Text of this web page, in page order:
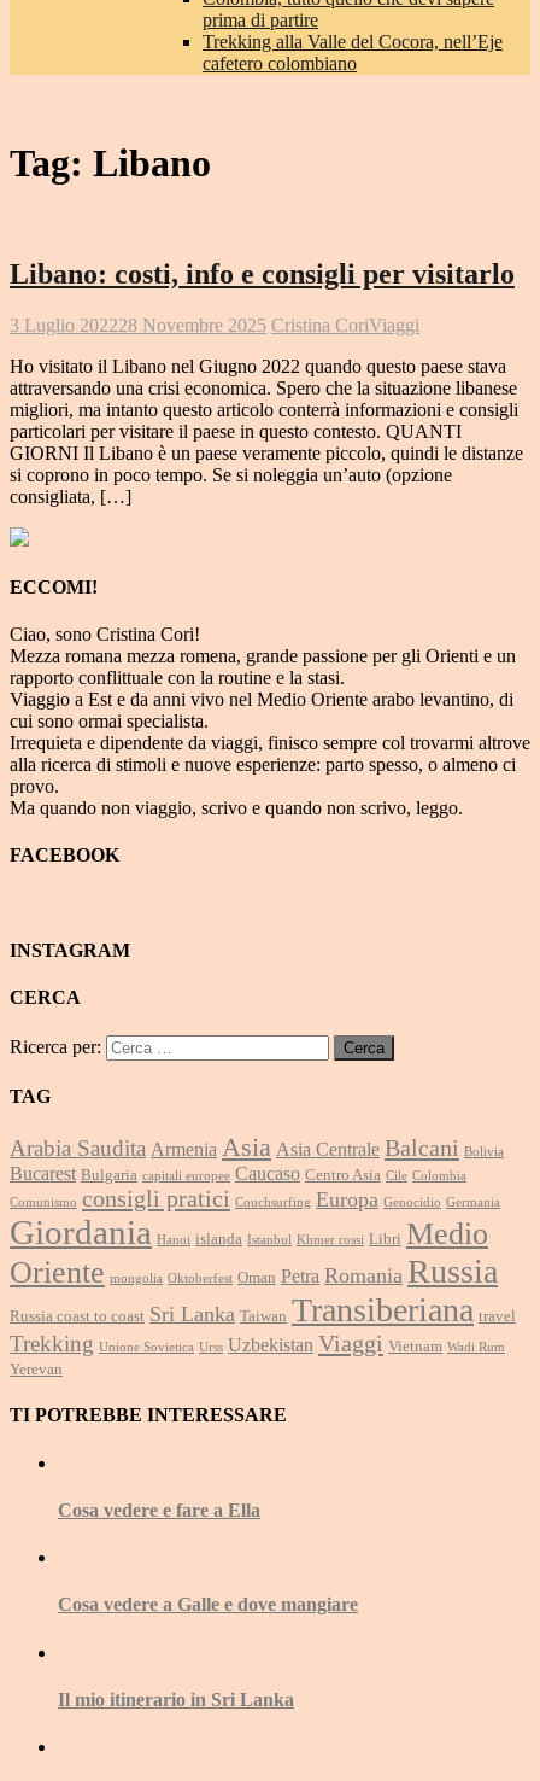
prima di partire
Trekking alla Valle del Cocora, nell’Eje
cafetero colombiano
Tag: Libano
Libano: costi, info e consigli per visitarlo
3 Luglio 202228 Novembre 2025 Cristina CoriViaggi
Ho visitato il Libano nel Giugno 2022 quando questo paese stava
attraversando una crisi economica. Spero che la situazione libanese
migliori, ma intanto questo articolo conterrà informazioni e consigli
particolari per visitare il paese in questo contesto. QUANTI
GIORNI Il Libano è un paese veramente piccolo, quindi le distanze
si coprono in poco tempo. Se si noleggia un’auto (opzione
consigliata, […]
ECCOMI!
Ciao, sono Cristina Cori!
Mezza romana mezza romena, grande passione per gli Orienti e un
rapporto conflittuale con la routine e la stasi.
Viaggio a Est e da anni vivo nel Medio Oriente arabo levantino, di
cui sono ormai specialista.
Irrequieta e dipendente da viaggi, finisco sempre col trovarmi altrove
alla ricerca di stimoli e nuove esperienze: parto spesso, o almeno ci
provo.
Ma quando non viaggio, scrivo e quando non scrivo, leggo.
FACEBOOK
INSTAGRAM
CERCA
Ricerca per:
TAG
Arabia Saudita Armenia Asia Asia Centrale Balcani Bolivia
Bucarest Bulgaria capitali europee Caucaso Centro Asia Cile Colombia
Comunismo consigli pratici Couchsurfing Europa Genocidio Germania
Giordania Hanoi islanda Istanbul Khmer rossi Libri Medio
Oriente mongolia Oktoberfest Oman Petra Romania Russia
Russia coast to coast Sri Lanka Taiwan Transiberiana travel
Trekking Unione Sovietica Urss Uzbekistan Viaggi Vietnam Wadi Rum
Yerevan
TI POTREBBE INTERESSARE
Cosa vedere e fare a Ella
Cosa vedere a Galle e dove mangiare
Il mio itinerario in Sri Lanka